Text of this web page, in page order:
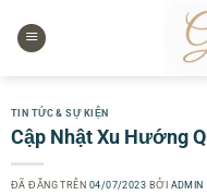
đến
TIN TỨC & SỰ KIỆN
Cập Nhật Xu Hướng
ĐÃ ĐĂNG TRÊN 04/07/2023 BỞI ADMIN